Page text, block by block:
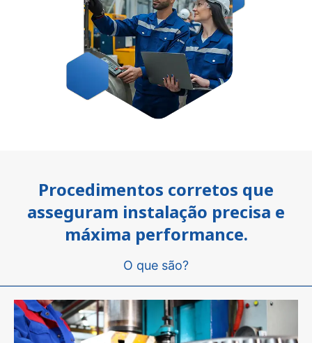
Procedimentos corretos que
asseguram instalação precisa e
máxima performance.
O que são?